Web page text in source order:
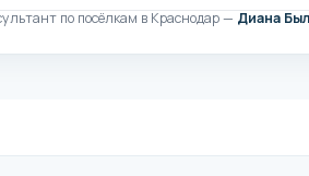
по посёлкам в Краснодар — Диана